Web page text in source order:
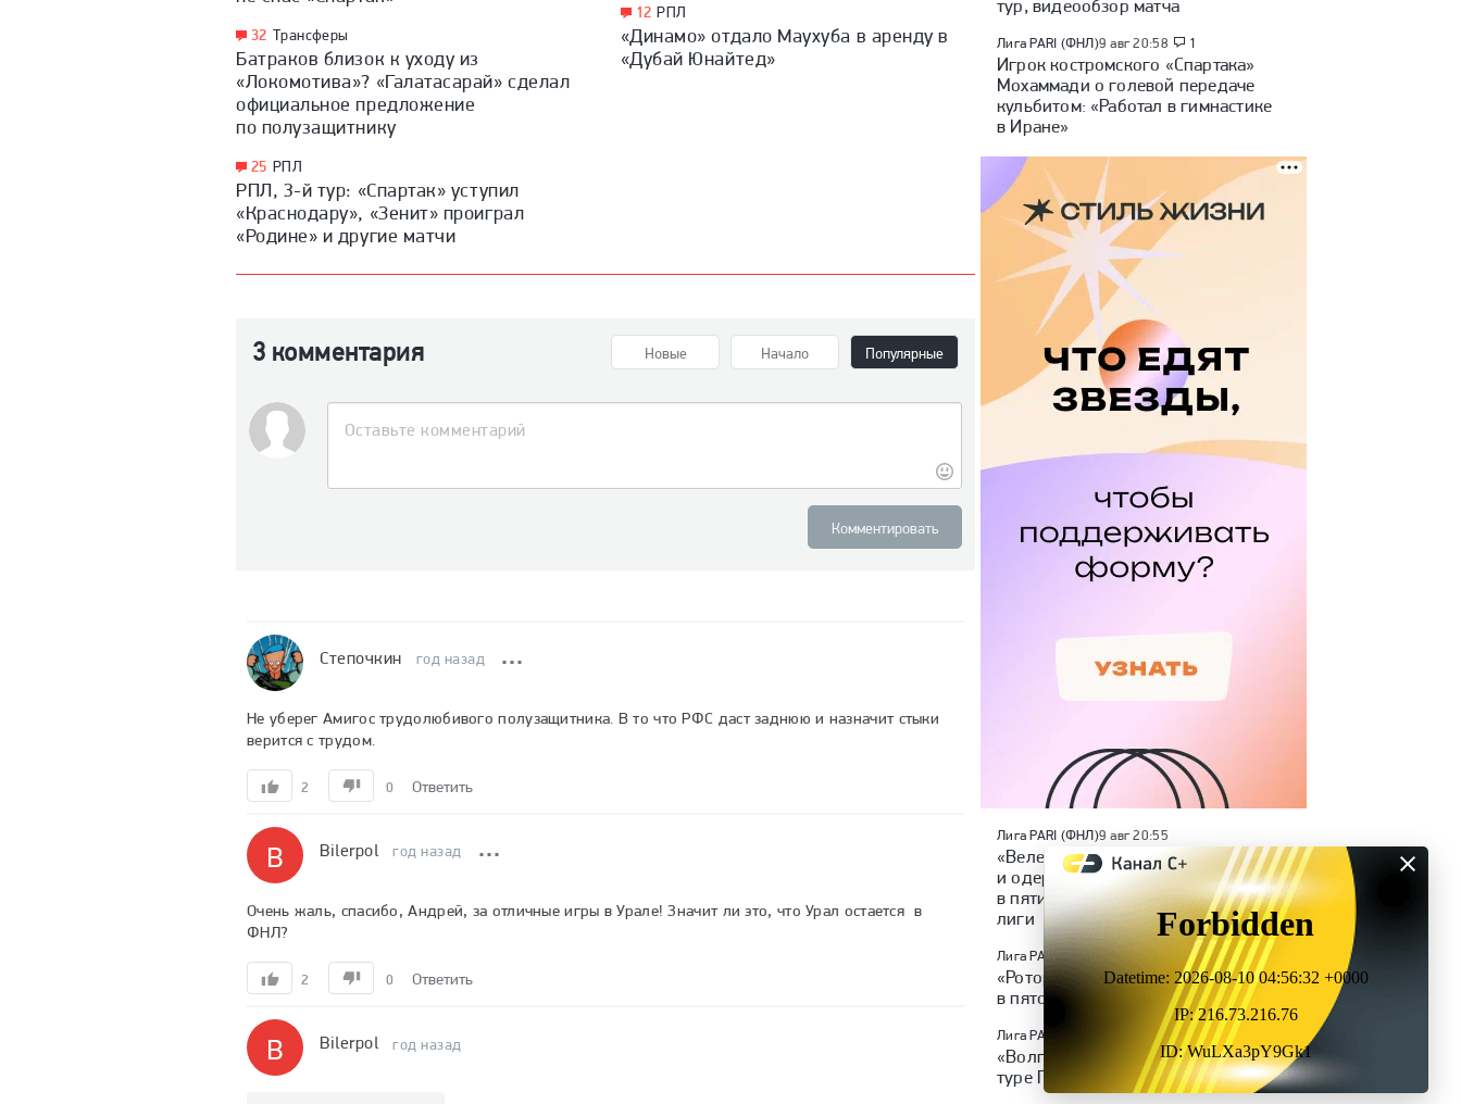
32 Трансферы
Батраков близок к уходу из
«Локомотива»? «Галатасарай» сделал
официальное предложение
по полузащитнику
25 РПЛ
РПЛ, 3-й тур: «Спартак» уступил
«Краснодару», «Зенит» проиграл
«Родине» и другие матчи
12 РПЛ
«Динамо» отдало Маухуба в аренду в
«Дубай Юнайтед»
3 комментария Новые Начало Популярные
Комментировать
Степочкин год назад
Не уберег Амигос трудолюбивого полузащитника. В то что РФС даст заднюю и назначит стыки
верится с трудом.
2 0 Ответить
B Bilerpol год назад
Очень жаль, спасибо, Андрей, за отличные игры в Урале! Значит ли это, что Урал остается  в
ФНЛ?
2 0 Ответить
B Bilerpol год назад
тур, видеообзор матча
Лига PARI (ФНЛ)9 авг 20:58 1
Игрок костромского «Спартака»
Мохаммади о голевой передаче
кульбитом: «Работал в гимнастике
в Иране»
Лига PARI (ФНЛ)9 авг 20:55
«Велес» обыграл «Ленинградец»
и одержал четвертую победу
в пяти стартовых турах Первой
лиги
Лига PARI (ФНЛ) 9 авг 20:31
«Ротор» разгромил «Челябинск»
в пятом туре Первой лиги
Лига PARI (ФНЛ) 9 авг 18:54
«Волга» обыграла «КАМАЗ» в 5-м
туре Первой лиги